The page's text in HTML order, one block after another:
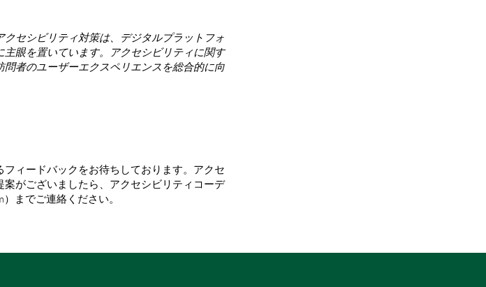
セシビリティ対策は、デジタルプラットフォ
眼を置いています。アクセシビリティに関す
者のユーザーエクスペリエンスを総合的に向
ィードバックをお待ちしております。アクセ
がございましたら、アクセシビリティコーデ
）までご連絡ください。